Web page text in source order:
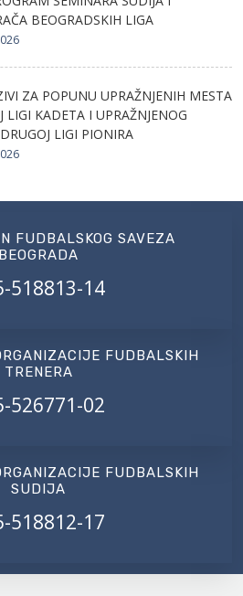
BEOGRADSKIH LIGA
ZA POPUNU UPRAŽNJENIH MESTA
LIGI KADETA I UPRAŽNJENOG
LIGI PIONIRA
FUDBALSKOG SAVEZA
BEOGRADA
518813-14
FUDBALSKIH
TRENERA
526771-02
FUDBALSKIH
SUDIJA
518812-17